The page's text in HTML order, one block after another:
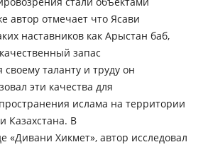
автор отмечает что Ясави
наставников как Арыстан баб,
запас
таланту и труду он
эти качества для
ислама на территории
Казахстана. В
«Дивани Хикмет», автор исследовал